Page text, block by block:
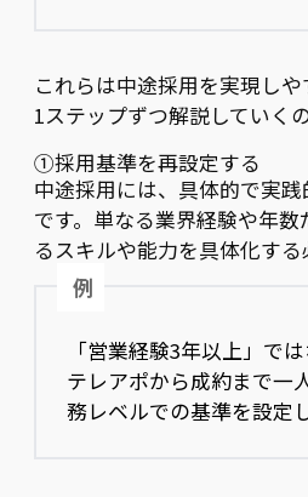
これらは中途採用を実現しや
1ステップずつ解説していく
①採用基準を再設定する
中途採用には、具体的で実
です。単なる業界経験や年
るスキルや能力を具体化する
例
「営業経験3年以上」で
テレアポから成約まで一
務レベルでの基準を設定